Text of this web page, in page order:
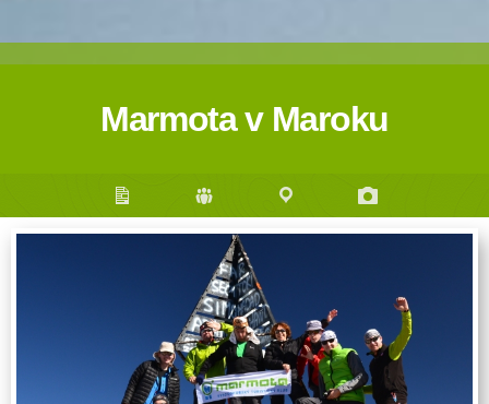
Marmota v Maroku